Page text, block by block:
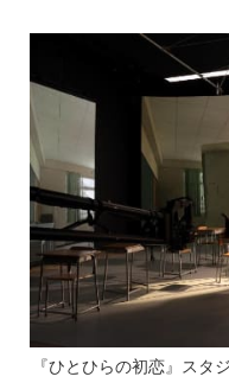
『ひとひらの初恋』スタ